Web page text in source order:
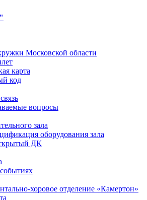
Московской области
карта
код
вопросы
зала
оборудования зала
ДК
хоровое отделение «Камертон»